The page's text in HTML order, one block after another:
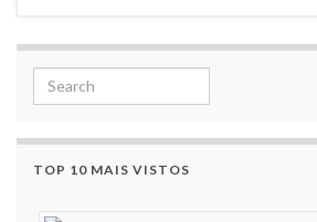
Search for:
TOP 10 MAIS VISTOS